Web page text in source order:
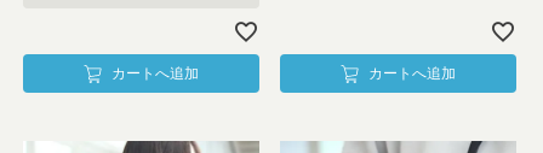
カートへ追加 カートへ追加